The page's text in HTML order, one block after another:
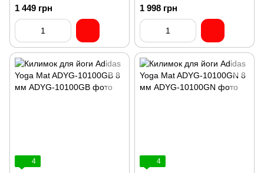
1 449 грн
мм
1 998 грн
4 4